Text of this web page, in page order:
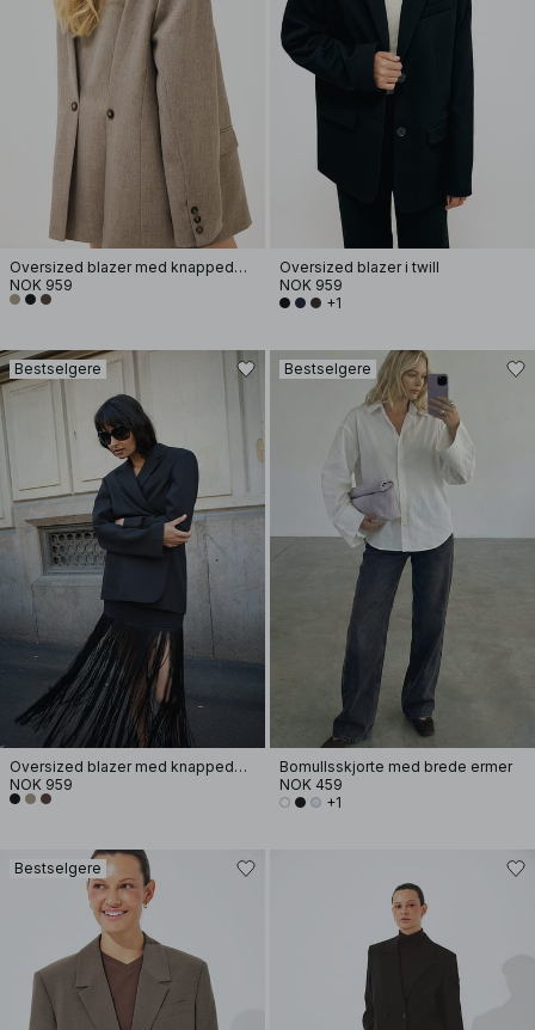
Oversized blazer med knappedetaljer i ryggen
NOK 959
Oversized blazer i twill
NOK 959
+1
Bestselgere
Oversized blazer med knappedetaljer i ryggen
NOK 959
Bestselgere
Bomullsskjorte med brede ermer
NOK 459
+1
Bestselgere